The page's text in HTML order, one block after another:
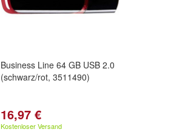
Business Line 64 GB USB 2.0
(schwarz/rot, 3511490)
16,97 €
Kostenloser Versand